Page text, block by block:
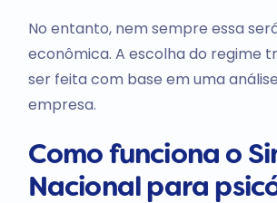
No entanto, nem sempre essa
econômica. A escolha do regime
ser feita com base em uma
empresa.
Como funciona o
Nacional para